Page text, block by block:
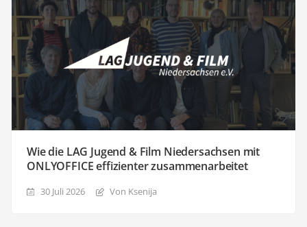
Wie die LAG Jugend & Film Niedersachsen mit
ONLYOFFICE effizienter zusammenarbeitet
30 Juli 2026 Von Ksenija